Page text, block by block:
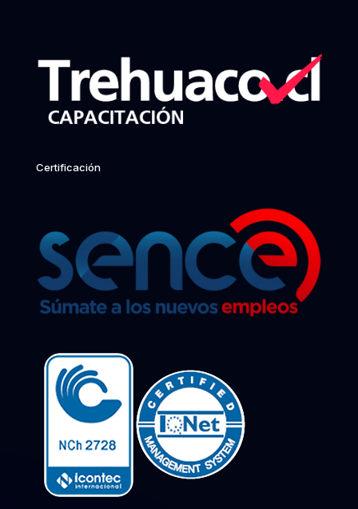
Certificación